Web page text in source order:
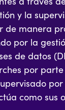
y la
de manera
por la
de datos
por
como sus